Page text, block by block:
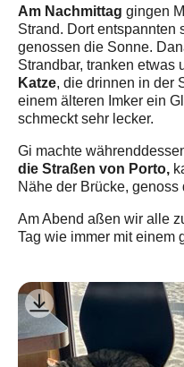
Am Nachmittag gingen
Strand. Dort entspannten
genossen die Sonne.
Strandbar, tranken etwas
Katze, die drinnen in der
einem älteren Imker ein
schmeckt sehr lecker.
Gi machte
die Straßen von Porto,
Nähe der Brücke,
Am Abend aßen wir alle
Tag wie immer mit einem